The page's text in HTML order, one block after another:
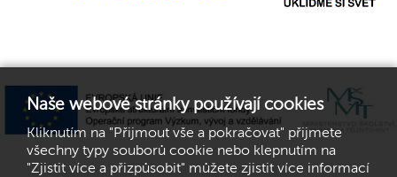
Naše webové stránky používají cookies
Kliknutím na "Přijmout vše a pokračovat" přijmete
všechny typy souborů cookie nebo klepnutím na
"Zjistit více a přizpůsobit" můžete zjistit více informací